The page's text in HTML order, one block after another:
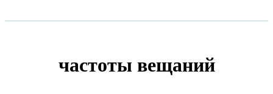
частоты вещаний